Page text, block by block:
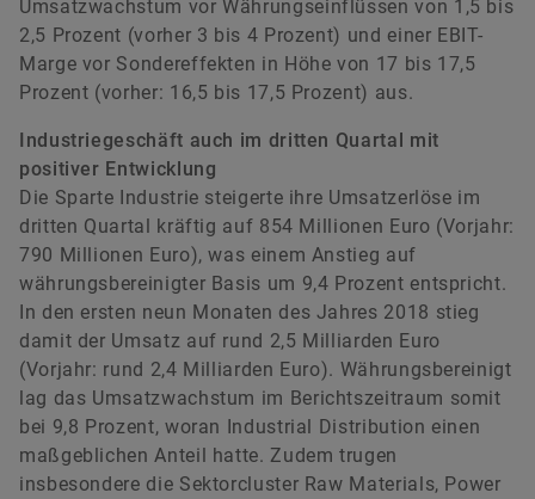
Umsatzwachstum vor Währungseinflüssen von 1,5 bis
2,5 Prozent (vorher 3 bis 4 Prozent) und einer EBIT-
Marge vor Sondereffekten in Höhe von 17 bis 17,5
Prozent (vorher: 16,5 bis 17,5 Prozent) aus.
Industriegeschäft auch im dritten Quartal mit
positiver Entwicklung
Die Sparte Industrie steigerte ihre Umsatzerlöse im
dritten Quartal kräftig auf 854 Millionen Euro (Vorjahr:
790 Millionen Euro), was einem Anstieg auf
währungsbereinigter Basis um 9,4 Prozent entspricht.
In den ersten neun Monaten des Jahres 2018 stieg
damit der Umsatz auf rund 2,5 Milliarden Euro
(Vorjahr: rund 2,4 Milliarden Euro). Währungsbereinigt
lag das Umsatzwachstum im Berichtszeitraum somit
bei 9,8 Prozent, woran Industrial Distribution einen
maßgeblichen Anteil hatte. Zudem trugen
insbesondere die Sektorcluster Raw Materials, Power